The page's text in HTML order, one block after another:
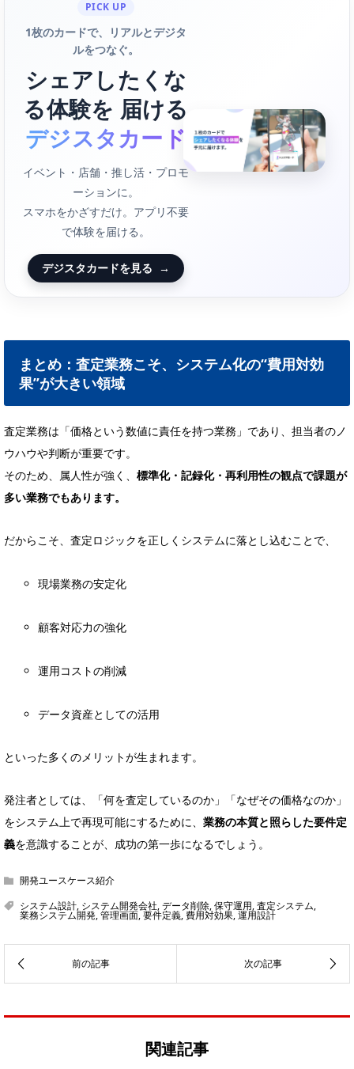
PICK UP
1枚のカードで、リアルとデジタ
ルをつなぐ。
シェアしたくな
る体験を 届ける
デジスタカード
イベント・店舗・推し活・プロモ
ーションに。
スマホをかざすだけ。アプリ不要
で体験を届ける。
デジスタカードを見る →
まとめ：査定業務こそ、システム化の“費用対効
果”が大きい領域
査定業務は「価格という数値に責任を持つ業務」であり、担当者のノ
ウハウや判断が重要です。
そのため、属人性が強く、 標準化・記録化・再利用性の観点で課題が
多い業務でもあります。
だからこそ、査定ロジックを正しくシステムに落とし込むことで、
現場業務の安定化
顧客対応力の強化
運用コストの削減
データ資産としての活用
といった多くのメリットが生まれます。
発注者としては、「何を査定しているのか」「なぜその価格なのか」
をシステム上で再現可能にするために、 業務の本質と照らした要件定
義を意識することが、成功の第一歩になるでしょう。
開発ユースケース紹介
システム設計, システム開発会社,データ削除,保守運用,査定システム,
業務システム開発,管理画面,要件定義,費用対効果,運用設計
関連記事